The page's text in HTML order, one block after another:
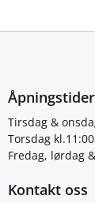
Åpningstider
Tirsdag &
Torsdag
Fredag, lørdag
Kontakt oss